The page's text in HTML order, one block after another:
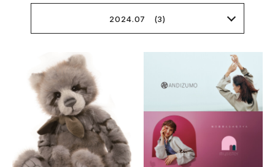
2024.07 (3)